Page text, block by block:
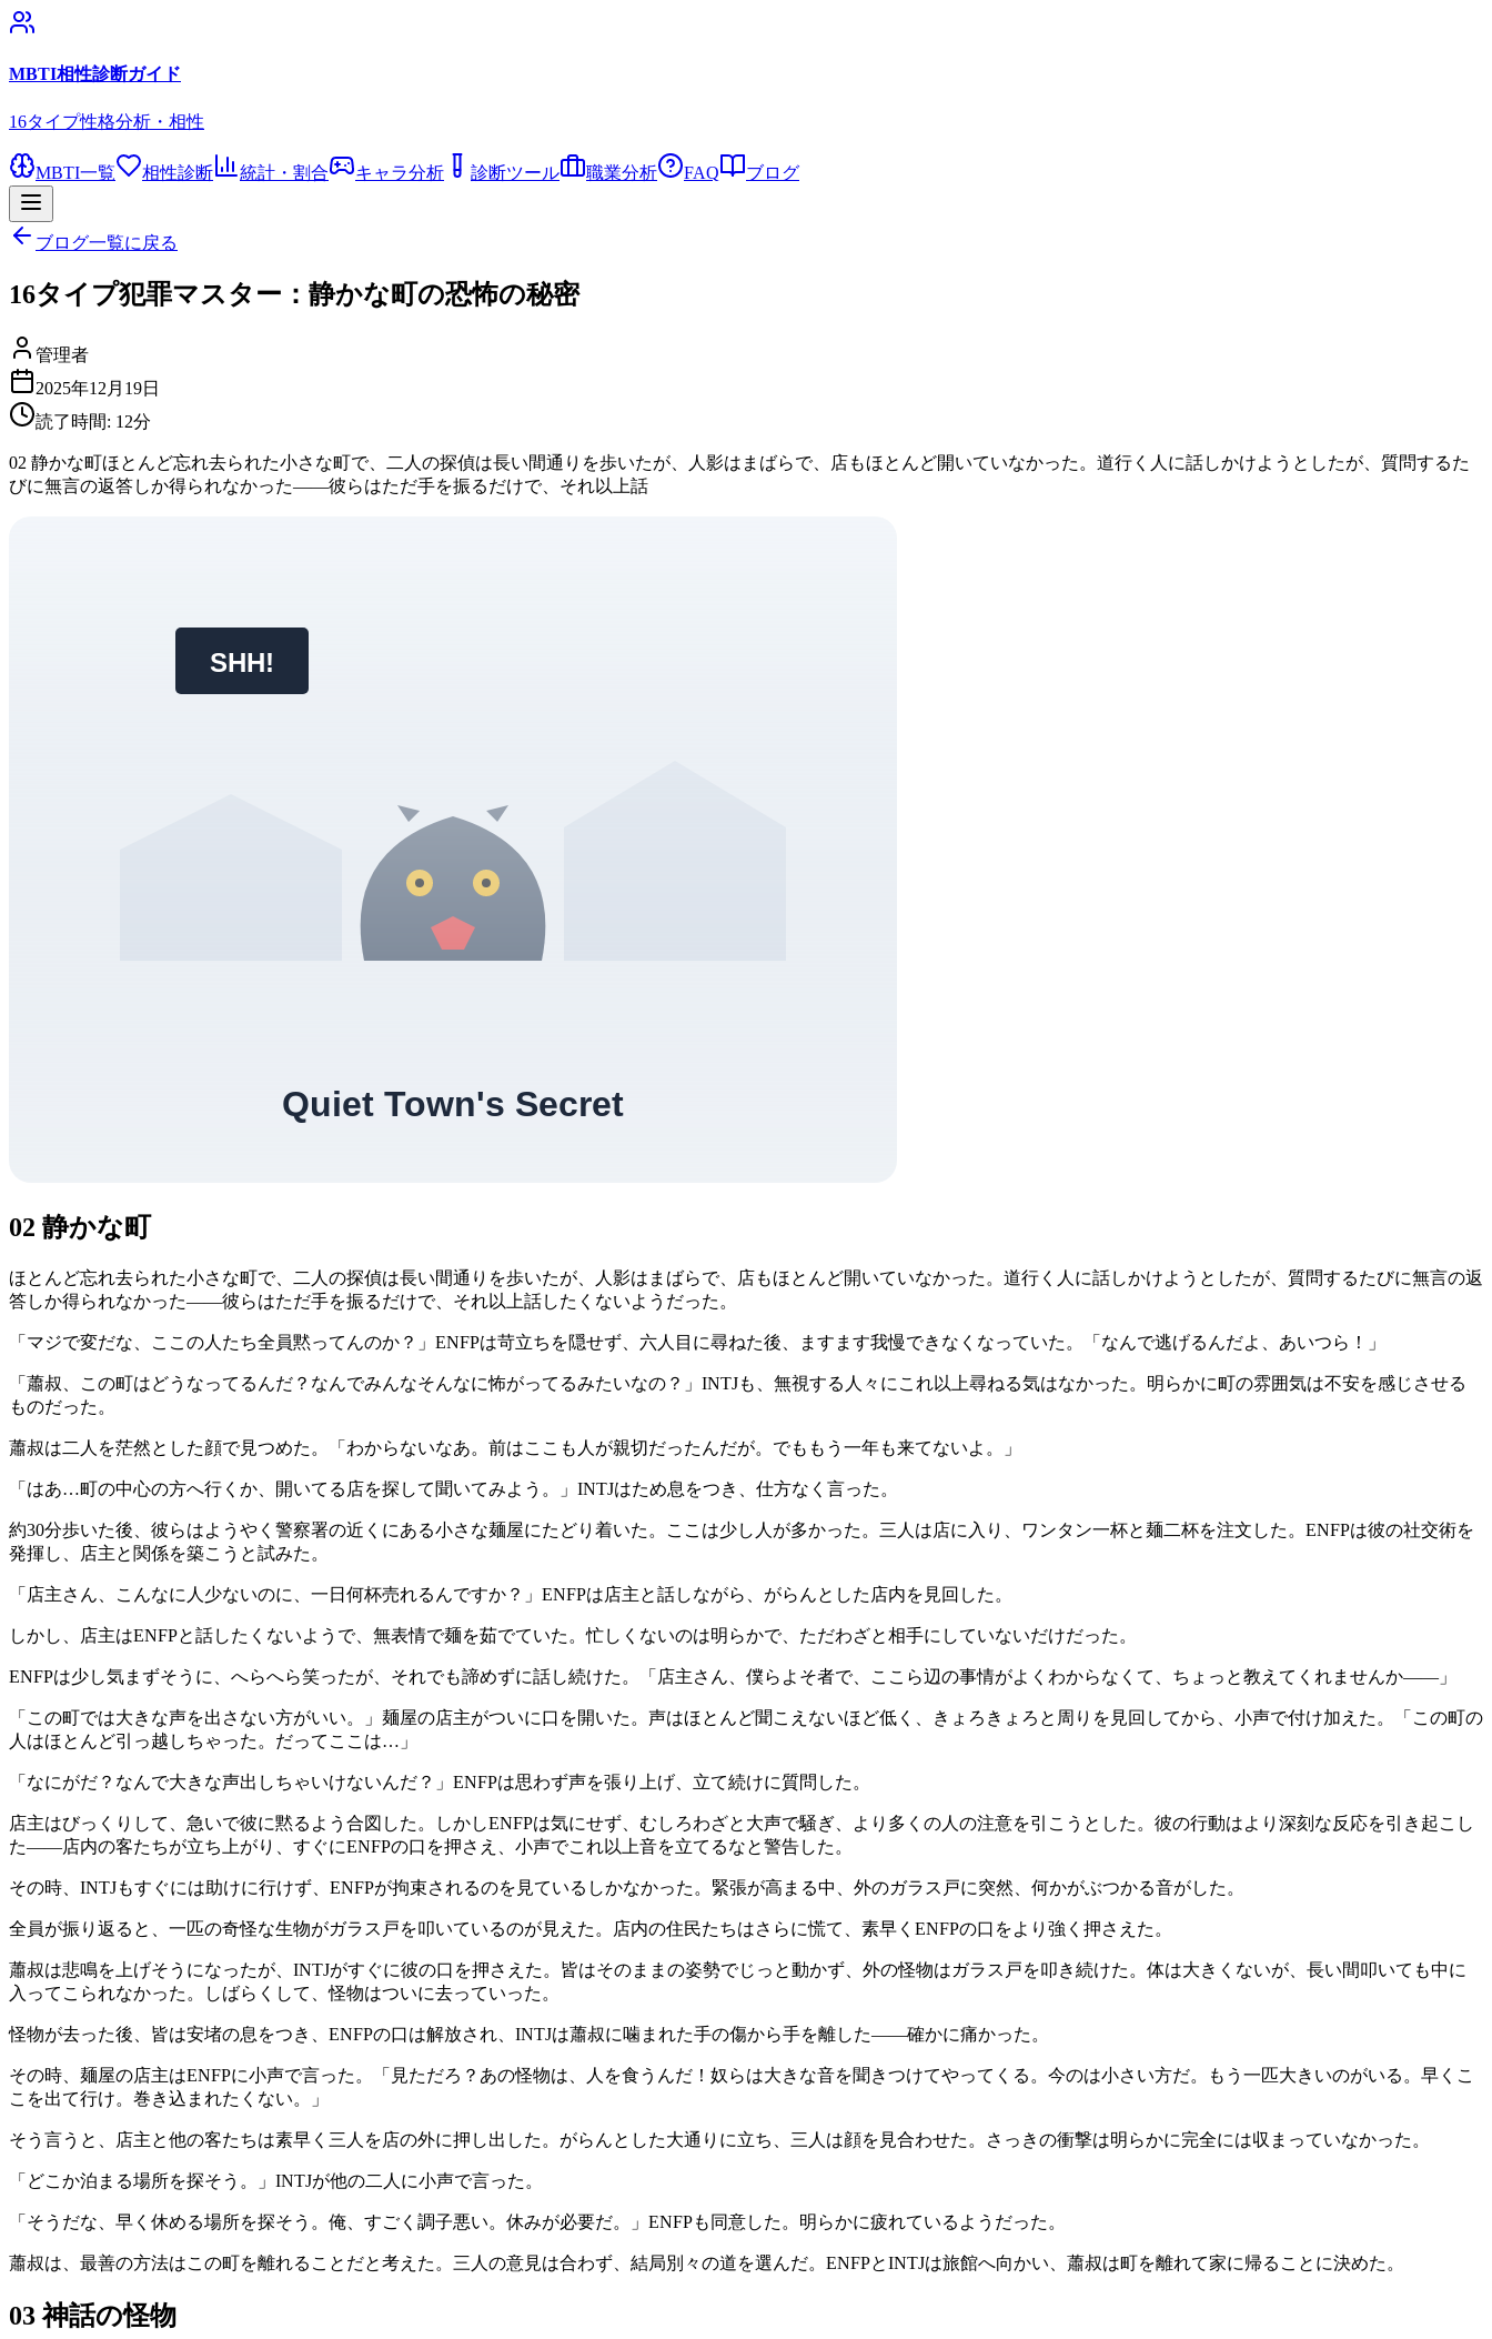
MBTI相性診断ガイド
16タイプ性格分析・相性
MBTI一覧 相性診断 統計・割合 キャラ分析 診断ツール 職業分析 FAQ ブログ
ブログ一覧に戻る
16タイプ犯罪マスター：静かな町の恐怖の秘密
管理者
2025年12月19日
読了時間: 12分
02 静かな町ほとんど忘れ去られた小さな町で、二人の探偵は長い間通りを歩いたが、人影はまばらで、店もほとんど開いていなかった。道行く人に話しかけようとしたが、質問するた
びに無言の返答しか得られなかった——彼らはただ手を振るだけで、それ以上話
02 静かな町
ほとんど忘れ去られた小さな町で、二人の探偵は長い間通りを歩いたが、人影はまばらで、店もほとんど開いていなかった。道行く人に話しかけようとしたが、質問するたびに無言の返
答しか得られなかった——彼らはただ手を振るだけで、それ以上話したくないようだった。
「マジで変だな、ここの人たち全員黙ってんのか？」ENFPは苛立ちを隠せず、六人目に尋ねた後、ますます我慢できなくなっていた。「なんで逃げるんだよ、あいつら！」
「蕭叔、この町はどうなってるんだ？なんでみんなそんなに怖がってるみたいなの？」INTJも、無視する人々にこれ以上尋ねる気はなかった。明らかに町の雰囲気は不安を感じさせる
ものだった。
蕭叔は二人を茫然とした顔で見つめた。「わからないなあ。前はここも人が親切だったんだが。でももう一年も来てないよ。」
「はあ…町の中心の方へ行くか、開いてる店を探して聞いてみよう。」INTJはため息をつき、仕方なく言った。
約30分歩いた後、彼らはようやく警察署の近くにある小さな麺屋にたどり着いた。ここは少し人が多かった。三人は店に入り、ワンタン一杯と麺二杯を注文した。ENFPは彼の社交術を
発揮し、店主と関係を築こうと試みた。
「店主さん、こんなに人少ないのに、一日何杯売れるんですか？」ENFPは店主と話しながら、がらんとした店内を見回した。
しかし、店主はENFPと話したくないようで、無表情で麺を茹でていた。忙しくないのは明らかで、ただわざと相手にしていないだけだった。
ENFPは少し気まずそうに、へらへら笑ったが、それでも諦めずに話し続けた。「店主さん、僕らよそ者で、ここら辺の事情がよくわからなくて、ちょっと教えてくれませんか——」
「この町では大きな声を出さない方がいい。」麺屋の店主がついに口を開いた。声はほとんど聞こえないほど低く、きょろきょろと周りを見回してから、小声で付け加えた。「この町の
人はほとんど引っ越しちゃった。だってここは…」
「なにがだ？なんで大きな声出しちゃいけないんだ？」ENFPは思わず声を張り上げ、立て続けに質問した。
店主はびっくりして、急いで彼に黙るよう合図した。しかしENFPは気にせず、むしろわざと大声で騒ぎ、より多くの人の注意を引こうとした。彼の行動はより深刻な反応を引き起こし
た——店内の客たちが立ち上がり、すぐにENFPの口を押さえ、小声でこれ以上音を立てるなと警告した。
その時、INTJもすぐには助けに行けず、ENFPが拘束されるのを見ているしかなかった。緊張が高まる中、外のガラス戸に突然、何かがぶつかる音がした。
全員が振り返ると、一匹の奇怪な生物がガラス戸を叩いているのが見えた。店内の住民たちはさらに慌て、素早くENFPの口をより強く押さえた。
蕭叔は悲鳴を上げそうになったが、INTJがすぐに彼の口を押さえた。皆はそのままの姿勢でじっと動かず、外の怪物はガラス戸を叩き続けた。体は大きくないが、長い間叩いても中に
入ってこられなかった。しばらくして、怪物はついに去っていった。
怪物が去った後、皆は安堵の息をつき、ENFPの口は解放され、INTJは蕭叔に噛まれた手の傷から手を離した——確かに痛かった。
その時、麺屋の店主はENFPに小声で言った。「見ただろ？あの怪物は、人を食うんだ！奴らは大きな音を聞きつけてやってくる。今のは小さい方だ。もう一匹大きいのがいる。早くこ
こを出て行け。巻き込まれたくない。」
そう言うと、店主と他の客たちは素早く三人を店の外に押し出した。がらんとした大通りに立ち、三人は顔を見合わせた。さっきの衝撃は明らかに完全には収まっていなかった。
「どこか泊まる場所を探そう。」INTJが他の二人に小声で言った。
「そうだな、早く休める場所を探そう。俺、すごく調子悪い。休みが必要だ。」ENFPも同意した。明らかに疲れているようだった。
蕭叔は、最善の方法はこの町を離れることだと考えた。三人の意見は合わず、結局別々の道を選んだ。ENFPとINTJは旅館へ向かい、蕭叔は町を離れて家に帰ることに決めた。
03 神話の怪物